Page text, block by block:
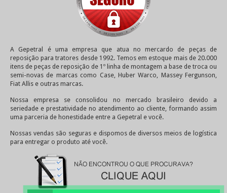
A Gepetral é uma empresa que atua no mercardo de peças de
reposição para tratores desde 1992. Temos em estoque mais de 20.000
itens de peças de reposição de 1º linha de montagem a base de troca ou
semi-novas de marcas como Case, Huber Warco, Massey Fergunson,
Fiat Allis e outras marcas.
Nossa empresa se consolidou no mercado brasileiro devido a
seriedade e prestatividade no atendimento ao cliente, formando assim
uma parceria de honestidade entre a Gepetral e você.
Nossas vendas são seguras e dispomos de diversos meios de logística
para entregar o produto até você.